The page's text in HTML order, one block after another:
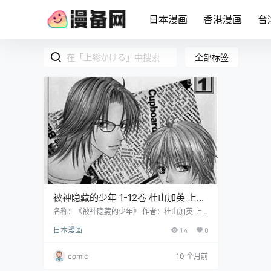
日本漫画 香港漫画 台
全部标签
被神隐藏的少年 1-12卷 杜山加英 上総
かける 漫画百度网盘下载
名称：《被神隐藏的少年》 作者：杜山加英 上
文（尚禾） 状态：已完结 分辨率：单页571X82
赛依，坚信自己会像家人一样被 UFO 带走。一
次，他通过衣柜的门来到 6 年后的未来，遇见了
日本漫画 14 0
comic 10 个月前